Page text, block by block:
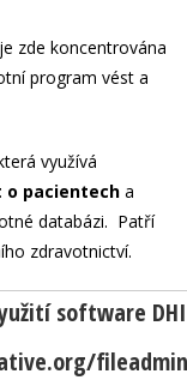
zde koncentrována
program vést a
využívá
o pacientech a
databázi. Patří
zdravotnictví.
software
fileadmin/